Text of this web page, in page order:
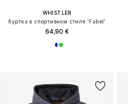
WHISTLER
Куртка в спортивном стиле 'Fabel'
64,90 €